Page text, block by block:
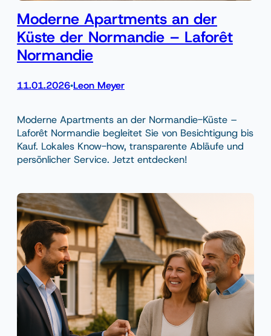
Moderne Apartments an der
Küste der Normandie – Laforêt
Normandie
11.01.2026•Leon Meyer
Moderne Apartments an der Normandie-Küste –
Laforêt Normandie begleitet Sie von Besichtigung bis
Kauf. Lokales Know-how, transparente Abläufe und
persönlicher Service. Jetzt entdecken!